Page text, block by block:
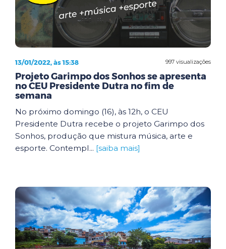
997 visualizações
13/01/2022, às 15:38
Projeto Garimpo dos Sonhos se apresenta
no CEU Presidente Dutra no fim de
semana
No próximo domingo (16), às 12h, o CEU
Presidente Dutra recebe o projeto Garimpo dos
Sonhos, produção que mistura música, arte e
esporte. Contempl... [saiba mais]